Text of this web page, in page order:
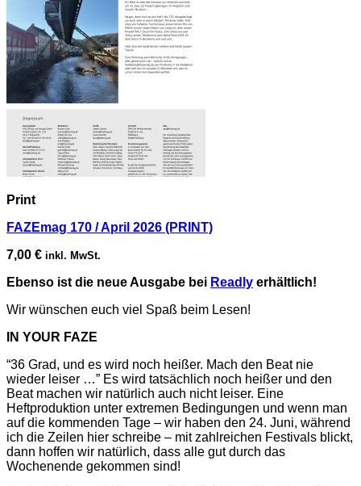
Print
FAZEmag 170 / April 2026 (PRINT)
7,00 € inkl. MwSt.
Ebenso ist die neue Ausgabe bei Readly erhältlich!
Wir wünschen euch viel Spaß beim Lesen!
IN YOUR FAZE
“36 Grad, und es wird noch heißer. Mach den Beat nie
wieder leiser …” Es wird tatsächlich noch heißer und den
Beat machen wir natürlich auch nicht leiser. Eine
Heftproduktion unter extremen Bedingungen und wenn man
auf die kommenden Tage – wir haben den 24. Juni, während
ich die Zeilen hier schreibe – mit zahlreichen Festivals blickt,
dann hoffen wir natürlich, dass alle gut durch das
Wochenende gekommen sind!